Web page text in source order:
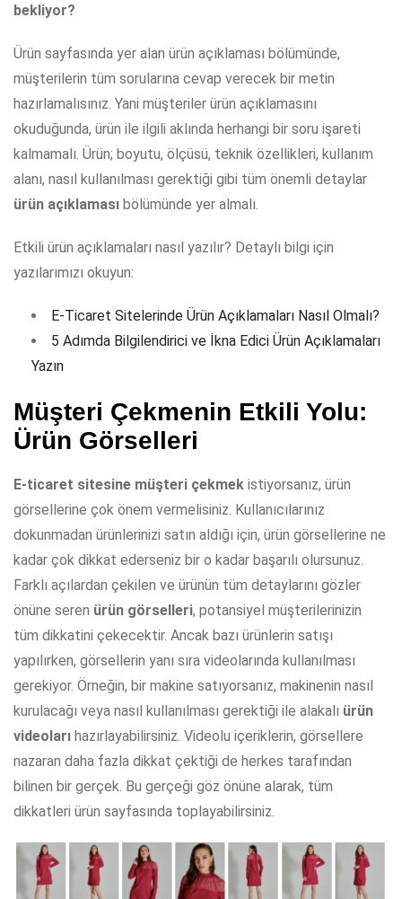
bekliyor?
Ürün sayfasında yer alan ürün açıklaması bölümünde,
müşterilerin tüm sorularına cevap verecek bir metin
hazırlamalısınız. Yani müşteriler ürün açıklamasını
okuduğunda, ürün ile ilgili aklında herhangi bir soru işareti
kalmamalı. Ürün; boyutu, ölçüsü, teknik özellikleri, kullanım
alanı, nasıl kullanılması gerektiği gibi tüm önemli detaylar
ürün açıklaması bölümünde yer almalı.
Etkili ürün açıklamaları nasıl yazılır? Detaylı bilgi için
yazılarımızı okuyun:
E-Ticaret Sitelerinde Ürün Açıklamaları Nasıl Olmalı?
5 Adımda Bilgilendirici ve İkna Edici Ürün Açıklamaları
Yazın
Müşteri Çekmenin Etkili Yolu:
Ürün Görselleri
E-ticaret sitesine müşteri çekmek istiyorsanız, ürün
görsellerine çok önem vermelisiniz. Kullanıcılarınız
dokunmadan ürünlerinizi satın aldığı için, ürün görsellerine ne
kadar çok dikkat ederseniz bir o kadar başarılı olursunuz.
Farklı açılardan çekilen ve ürünün tüm detaylarını gözler
önüne seren ürün görselleri, potansiyel müşterilerinizin
tüm dikkatini çekecektir. Ancak bazı ürünlerin satışı
yapılırken, görsellerin yanı sıra videolarında kullanılması
gerekiyor. Örneğin, bir makine satıyorsanız, makinenin nasıl
kurulacağı veya nasıl kullanılması gerektiği ile alakalı ürün
videoları hazırlayabilirsiniz. Videolu içeriklerin, görsellere
nazaran daha fazla dikkat çektiği de herkes tarafından
bilinen bir gerçek. Bu gerçeği göz önüne alarak, tüm
dikkatleri ürün sayfasında toplayabilirsiniz.